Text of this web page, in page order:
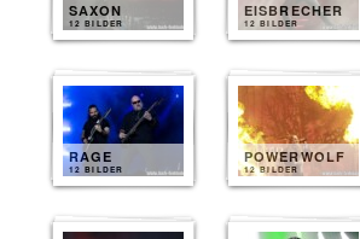
SAXON
12 BILDER
EISBRECHER
12 BILDER
RAGE
12 BILDER
POWERWOLF
12 BILDER